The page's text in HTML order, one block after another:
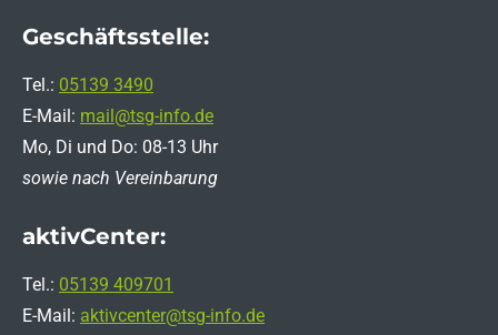
Geschäftsstelle:
Tel.: 05139 3490
E-Mail: mail@tsg-info.de
Mo, Di und Do: 08-13 Uhr
sowie nach Vereinbarung
aktivCenter:
Tel.: 05139 409701
E-Mail: aktivcenter@tsg-info.de